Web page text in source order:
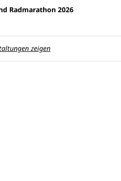
Radmarathon 2026
zeigen